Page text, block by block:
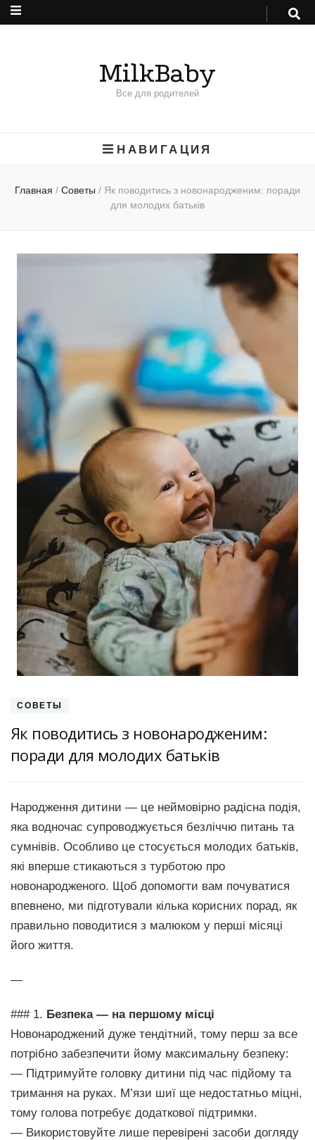
MilkBaby
Все для родителей
НАВИГАЦИЯ
Главная / Советы / Як поводитись з новонародженим: поради
для молодих батьків
СОВЕТЫ
Як поводитись з новонародженим:
поради для молодих батьків
Народження дитини — це неймовірно радісна подія,
яка водночас супроводжується безліччю питань та
сумнівів. Особливо це стосується молодих батьків,
які вперше стикаються з турботою про
новонародженого. Щоб допомогти вам почуватися
впевнено, ми підготували кілька корисних порад, як
правильно поводитися з малюком у перші місяці
його життя.
—
### 1. Безпека — на першому місці
Новонароджений дуже тендітний, тому перш за все
потрібно забезпечити йому максимальну безпеку:
— Підтримуйте головку дитини під час підйому та
тримання на руках. М’язи шиї ще недостатньо міцні,
тому голова потребує додаткової підтримки.
— Використовуйте лише перевірені засоби догляду